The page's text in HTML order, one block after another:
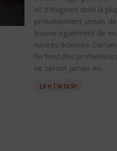
et d’énigmes dont la
probablement jamais
trouve également de
navires échoués.
fin fond des
ne seront jamais en...
Lire l'article